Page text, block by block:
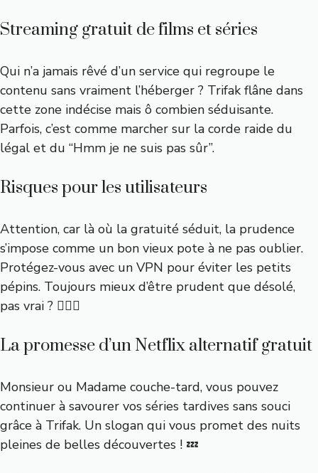
Streaming gratuit de films et séries
Qui n’a jamais rêvé d’un service qui regroupe le
contenu sans vraiment l’héberger ? Trifak flâne dans
cette zone indécise mais ô combien séduisante.
Parfois, c’est comme marcher sur la corde raide du
légal et du “Hmm je ne suis pas sûr”.
Risques pour les utilisateurs
Attention, car là où la gratuité séduit, la prudence
s’impose comme un bon vieux pote à ne pas oublier.
Protégez-vous avec un VPN pour éviter les petits
pépins. Toujours mieux d’être prudent que désolé,
pas vrai ? 🕵🏼‍♂️
La promesse d’un Netflix alternatif gratuit
Monsieur ou Madame couche-tard, vous pouvez
continuer à savourer vos séries tardives sans souci
grâce à Trifak. Un slogan qui vous promet des nuits
pleines de belles découvertes ! 💤